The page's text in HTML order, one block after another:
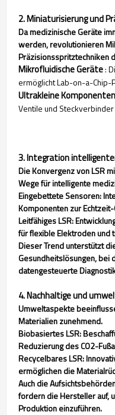
2. Miniaturisierung und
Da medizinische Geräte
werden, revolutionieren
Präzisionsspritztechniken
Mikrofluidische Geräte:
ermöglicht Lab-on-a-Chip-
Ultrakleine Komponenten
Ventile und
3. Integration
Die Konvergenz von LSR
Wege für intelligente
Eingebettete Sensoren:
Komponenten zur
Leitfähiges LSR:
für flexible Elektroden und
Dieser Trend unterstützt
Gesundheitslösungen, bei
datengesteuerte
4. Nachhaltige und
Umweltaspekte
Materialien zunehmend.
Biobasiertes LSR:
Reduzierung des CO2-
Recycelbares LSR:
ermöglichen die
Auch die
fordern die Hersteller auf,
Produktion einzuführen.